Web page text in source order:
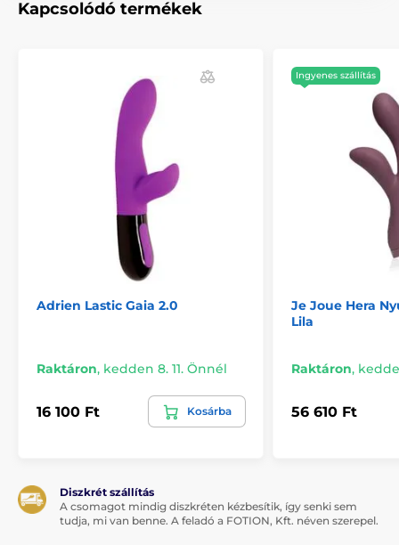
Használható hossz: 13,5 cm
A termék a következő kategóriákba sorolt
Klasszikus vibrátorok
Szilikon vibrátorok
Hossz
Kapcsolódó termékek
Adrien Lastic Gaia 2.0
Raktáron, kedden 8. 11. Önnél
16 100 Ft Kosárba
Ingyenes szállítás
Je Joue Hera
Lila
Raktáron,
56 610 Ft
Diszkrét szállítás
A csomagot mindig diszkréten kézbesítik, így senki sem
tudja, mi van benne. A feladó a FOTION, Kft. néven szerepel.